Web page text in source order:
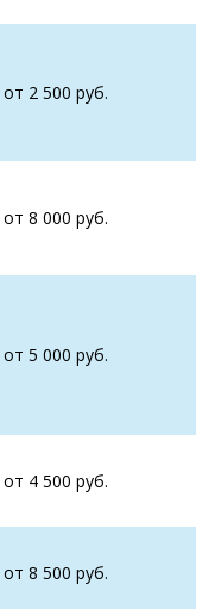
от 2 500 руб.
от 8 000 руб.
от 5 000 руб.
от 4 500 руб.
от 8 500 руб.